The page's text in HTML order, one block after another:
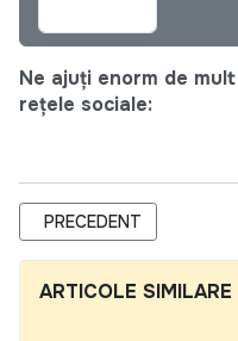
Ne ajuți enorm de
rețele sociale:
ARTICOL PRECEDENT:
PRECEDENT
ARTICOLE SIMILARE